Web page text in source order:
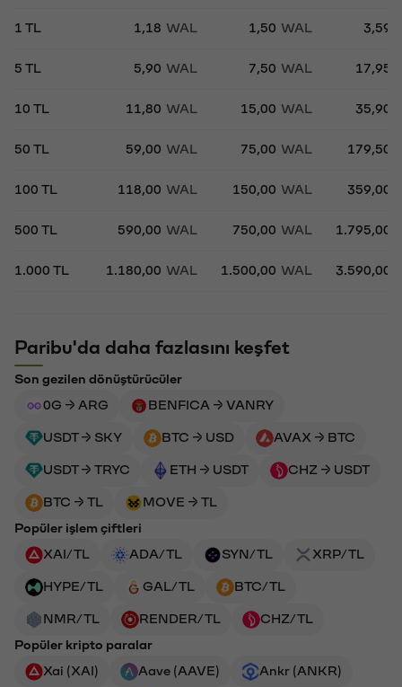
1 TL 1,18 WAL 1,50 WAL 3,59
5 TL 5,90 WAL 7,50 WAL 17,95
10 TL 11,80 WAL 15,00 WAL 35,90
50 TL 59,00 WAL 75,00 WAL 179,50
100 TL 118,00 WAL 150,00 WAL 359,00
500 TL 590,00 WAL 750,00 WAL 1.795,00
1.000 TL 1.180,00 WAL 1.500,00 WAL 3.590,00
Paribu'da daha fazlasını keşfet
Son gezilen dönüştürücüler
0G → ARG
BENFICA → VANRY
USDT → SKY BTC → USD AVAX → BTC
USDT → TRYC ETH → USDT CHZ → USDT
BTC → TL
MOVE → TL
Popüler işlem çiftleri
XAI/TL
ADA/TL SYN/TL XRP/TL
HYPE/TL GAL/TL BTC/TL
NMR/TL RENDER/TL
CHZ/TL
Popüler kripto paralar
Xai (XAI)
Aave (AAVE) Ankr (ANKR)